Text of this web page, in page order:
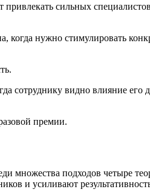
привлекать сильных
нужно стимулировать
сотруднику видно влияние его
премии.
множества подходов четыре
и усиливают